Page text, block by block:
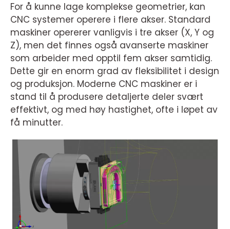
For å kunne lage komplekse geometrier, kan
CNC systemer operere i flere akser. Standard
maskiner opererer vanligvis i tre akser (X, Y og
Z), men det finnes også avanserte maskiner
som arbeider med opptil fem akser samtidig.
Dette gir en enorm grad av fleksibilitet i design
og produksjon. Moderne CNC maskiner er i
stand til å produsere detaljerte deler svært
effektivt, og med høy hastighet, ofte i løpet av
få minutter.